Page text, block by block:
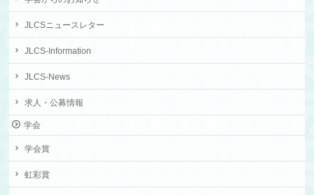
JLCSニュースレター
JLCS-Information
JLCS-News
求人・公募情報
学会
学会賞
虹彩賞